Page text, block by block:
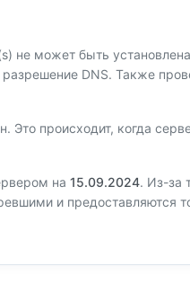
не может быть
DNS. Также
Это происходит, когда
на 15.09.2024. Из-за
и предоставляются